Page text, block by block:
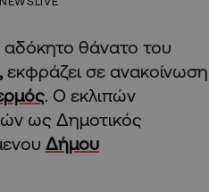
αδόκητο θάνατο του
εκφράζει σε ανακοίνωση
. Ο εκλιπών
ως Δημοτικός
Δήμου